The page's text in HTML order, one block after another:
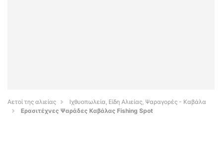
Αετοί της αλιείας
Ιχθυοπωλεία, Είδη Αλιείας, Ψαραγορές - Καβάλα
Ερασιτέχνες Ψαράδες Καβάλας Fishing Spot